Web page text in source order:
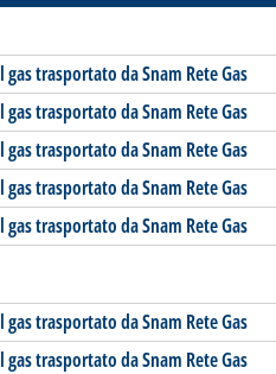
trasportato da Snam Rete Gas
trasportato da Snam Rete Gas
trasportato da Snam Rete Gas
trasportato da Snam Rete Gas
trasportato da Snam Rete Gas
trasportato da Snam Rete Gas
trasportato da Snam Rete Gas